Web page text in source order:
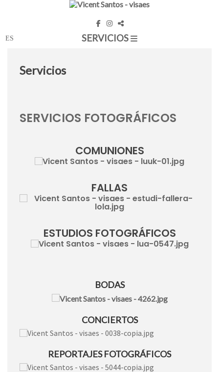
SERVICIOS
Servicios
SERVICIOS FOTOGRÁFICOS
COMUNIONES
FALLAS
ESTUDIOS FOTOGRÁFICOS
BODAS
CONCIERTOS
REPORTAJES FOTOGRÁFICOS